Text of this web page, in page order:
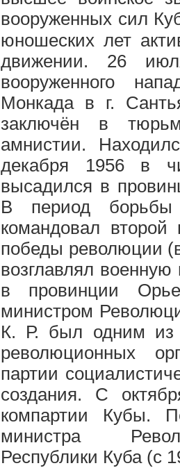
вооруженных сил
юношеских лет
движении. 26
вооруженного
Монкада в г.
заключён в
амнистии.
декабря 1956 в
высадился в
В период борьбы
командовал второй
победы революции
возглавлял
в провинции
министром
К. Р. был одним из
революционных
партии
создания. С
компартии Кубы.
министра
Республики Куба (с